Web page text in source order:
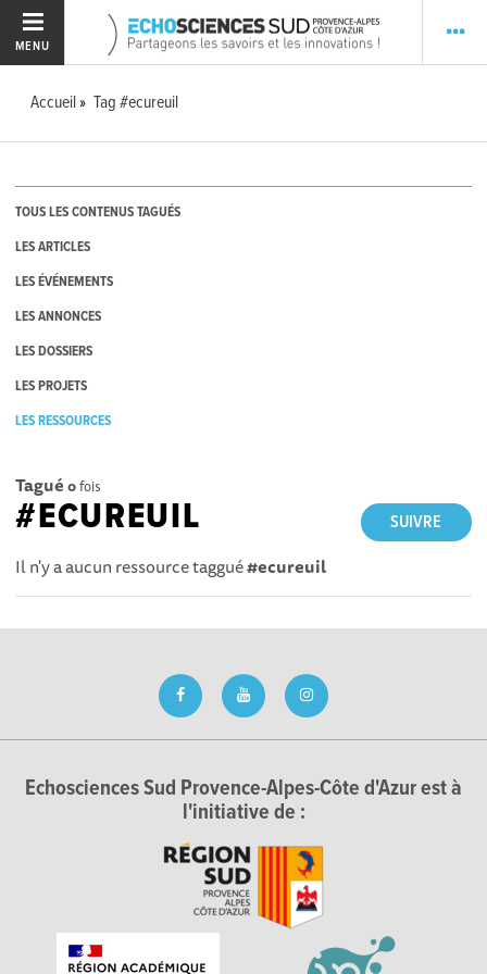
MENU
Accueil Tag #ecureuil
TOUS LES CONTENUS TAGUÉS
LES ARTICLES
LES ÉVÉNEMENTS
LES ANNONCES
LES DOSSIERS
LES PROJETS
LES RESSOURCES
Tagué 0fois
SUIVRE
#ECUREUIL
Il n'y a aucun ressource taggué#ecureuil
Echosciences Sud Provence-Alpes-Côte d'Azur est à
l'initiative de :